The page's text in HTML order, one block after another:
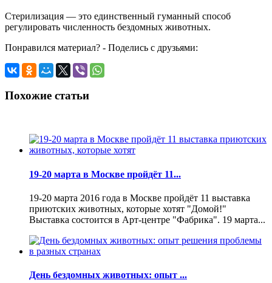
Стерилизация — это единственный гуманный способ
регулировать численность бездомных животных.
Понравился материал? - Поделись с друзьями:
Похожие статьи
19-20 марта в Москве пройдёт 11...
19-20 марта 2016 года в Москве пройдёт 11 выставка
приютских животных, которые хотят "Домой!"
Выставка состоится в Арт-центре "Фабрика". 19 марта...
День бездомных животных: опыт ...